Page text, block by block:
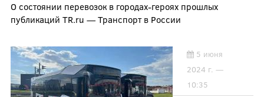
О состоянии перевозок в городах-героях прошлых
публикаций TR.ru — Транспорт в России
5 июня
2024 г. —
10:35